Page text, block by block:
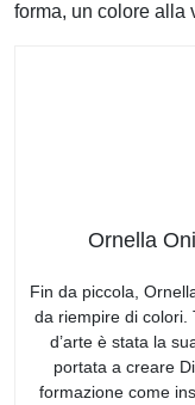
forma, un colore alla
Ornella
Fin da piccola,
da riempire di colori.
d’arte è stata la
portata a creare
formazione come